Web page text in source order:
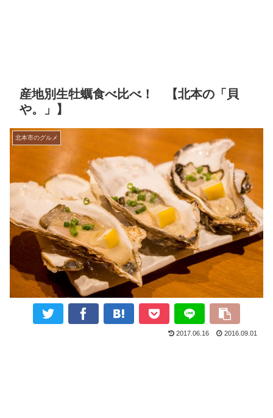
産地別生牡蠣食べ比べ！ 【北本の「貝
や。」】
北本市のグルメ
2017.06.16 2016.09.01